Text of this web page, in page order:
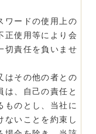
ワードの使用上の
正使用等により会
切責任を負いませ
はその他の者との
は、自己の責任と
ものとし、当社に
ないことを約束し